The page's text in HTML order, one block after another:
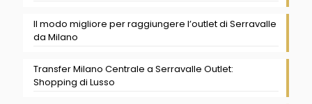
Il modo migliore per raggiungere l’outlet di Serravalle
da Milano
Transfer Milano Centrale a Serravalle Outlet:
Shopping di Lusso